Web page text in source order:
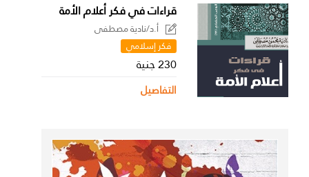
قراءات في فكر أعلام الأمة
أ.د/نادية مصطفى
فكر إسلامي
230 جنية
التفاصيل